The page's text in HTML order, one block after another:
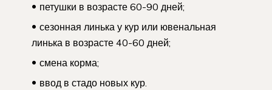
петушки в возрасте 60-90 дней;
сезонная линька у кур или ювенальная
линька в возрасте 40-60 дней;
смена корма;
ввод в стадо новых кур.